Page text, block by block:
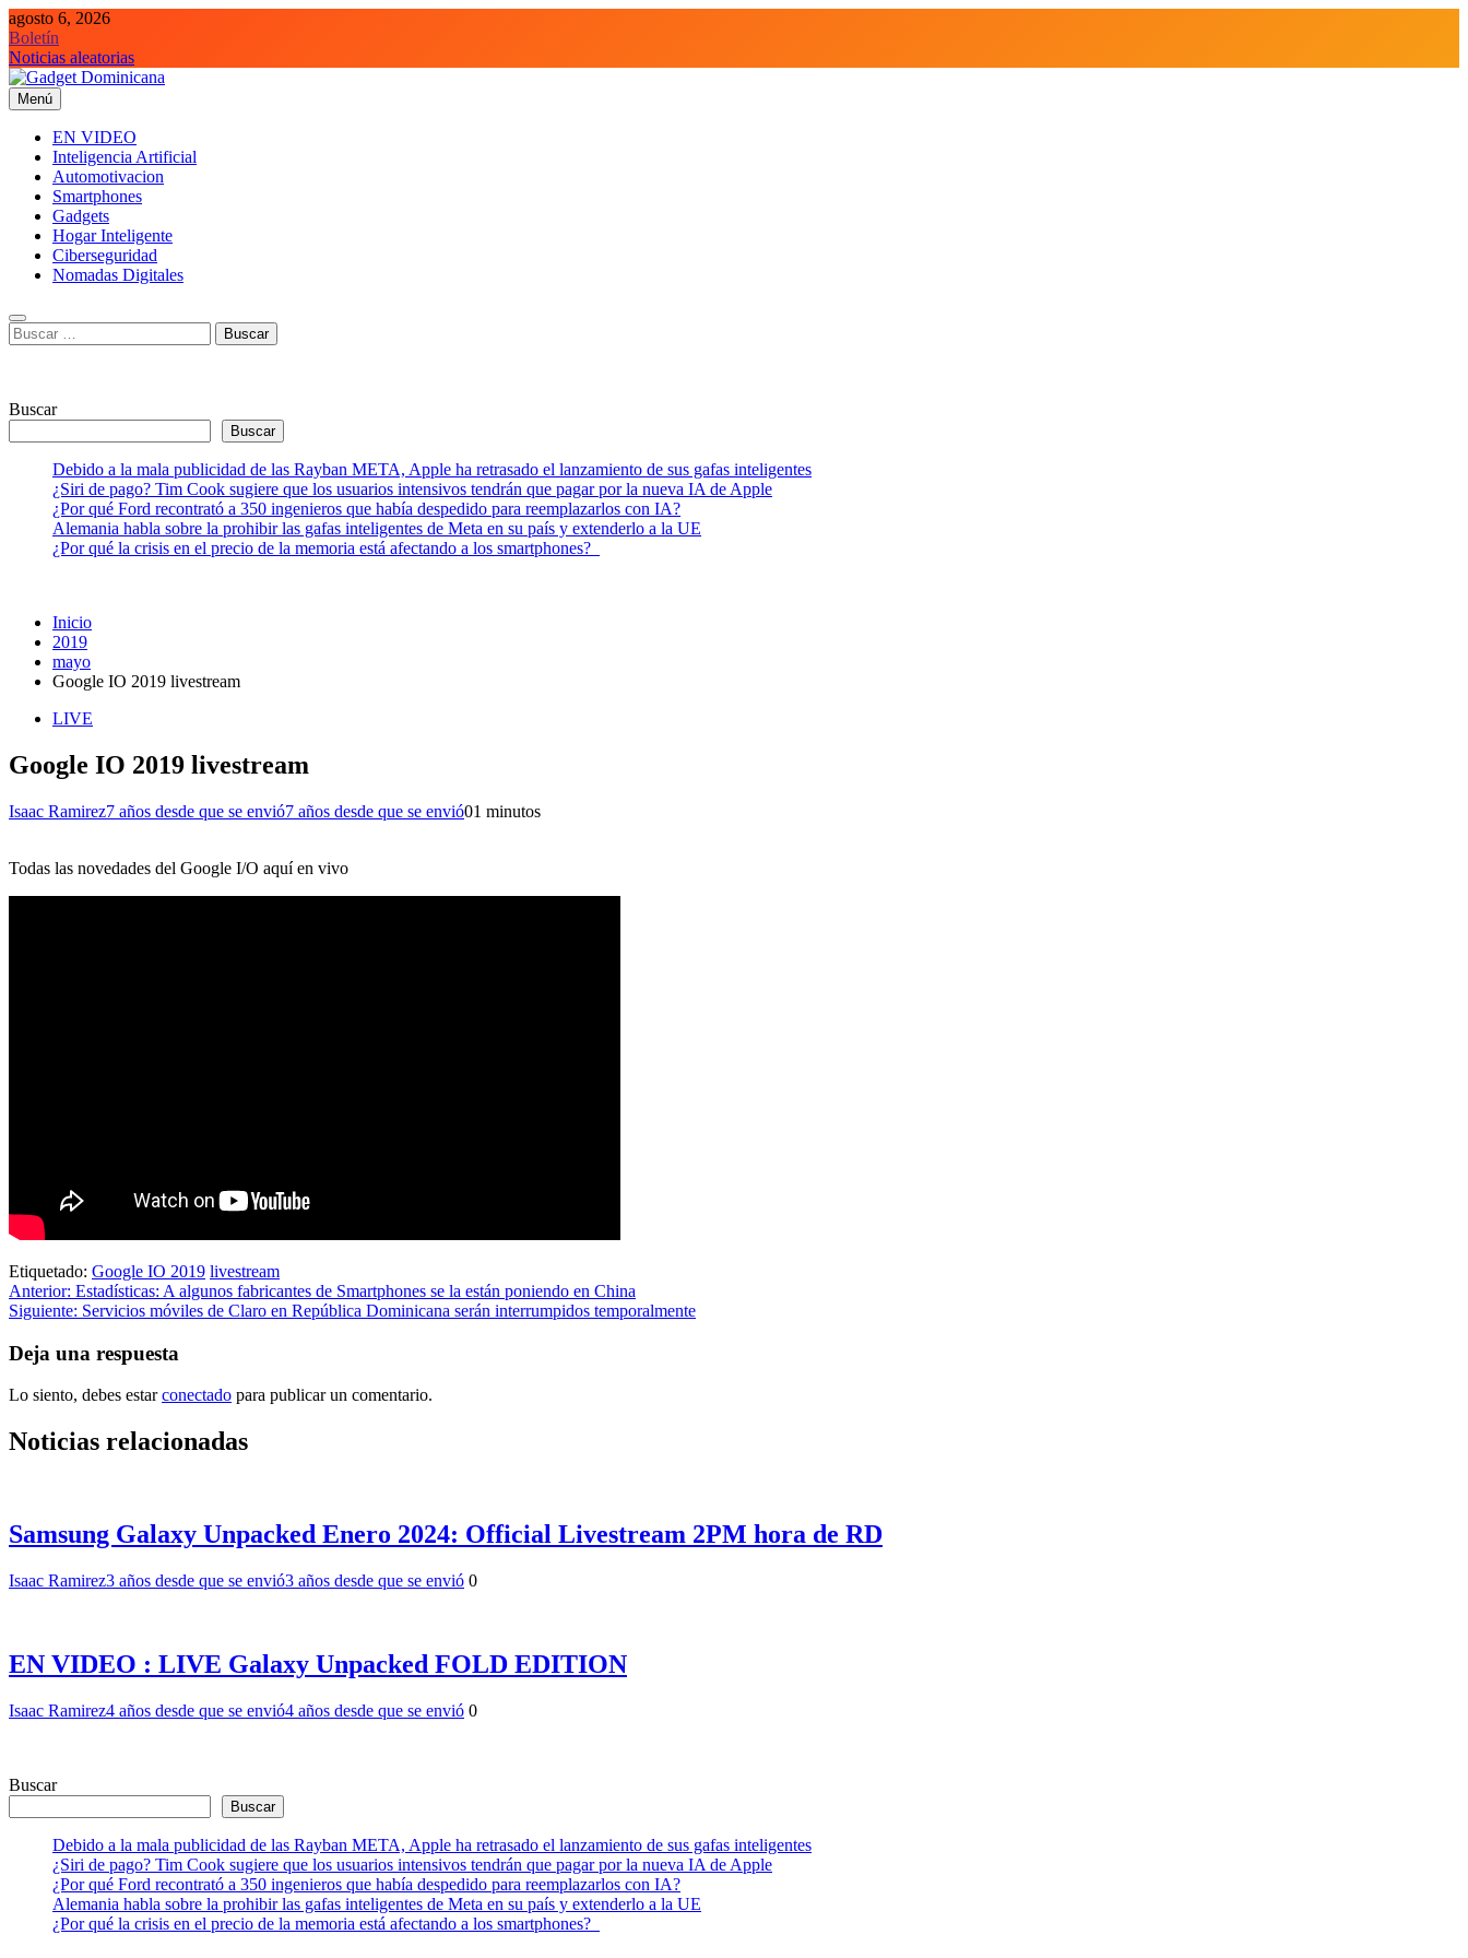
Saltar
al
contenido
agosto 6, 2026
Boletín
Noticias aleatorias
Gadget Dominicana
Gadgets y Tecnología de consumo
Menú
EN VIDEO
Inteligencia Artificial
Automotivacion
Smartphones
Gadgets
Hogar Inteligente
Ciberseguridad
Nomadas Digitales
Buscar:
Buscar
Buscar
Debido a la mala publicidad de las Rayban META, Apple ha retrasado el lanzamiento de sus gafas inteligentes
¿Siri de pago? Tim Cook sugiere que los usuarios intensivos tendrán que pagar por la nueva IA de Apple
¿Por qué Ford recontrató a 350 ingenieros que había despedido para reemplazarlos con IA?
Alemania habla sobre la prohibir las gafas inteligentes de Meta en su país y extenderlo a la UE
¿Por qué la crisis en el precio de la memoria está afectando a los smartphones?
Inicio
2019
mayo
Google IO 2019 livestream
LIVE
Google IO 2019 livestream
Isaac Ramirez7 años desde que se envió7 años desde que se envió01 minutos
Todas las novedades del Google I/O aquí en vivo
Etiquetado: Google IO 2019 livestream
Navegación
de
entradas
Anterior: Estadísticas: A algunos fabricantes de Smartphones se la están poniendo en China
Siguiente: Servicios móviles de Claro en República Dominicana serán interrumpidos temporalmente
Deja una respuesta
Lo siento, debes estarconectado para publicar un comentario.
Noticias relacionadas
Samsung Galaxy Unpacked Enero 2024: Official Livestream 2PM hora de RD
Isaac Ramirez3 años desde que se envió3 años desde que se envió 0
EN VIDEO : LIVE Galaxy Unpacked FOLD EDITION
Isaac Ramirez4 años desde que se envió4 años desde que se envió 0
Buscar
Buscar
Debido a la mala publicidad de las Rayban META, Apple ha retrasado el lanzamiento de sus gafas inteligentes
¿Siri de pago? Tim Cook sugiere que los usuarios intensivos tendrán que pagar por la nueva IA de Apple
¿Por qué Ford recontrató a 350 ingenieros que había despedido para reemplazarlos con IA?
Alemania habla sobre la prohibir las gafas inteligentes de Meta en su país y extenderlo a la UE
¿Por qué la crisis en el precio de la memoria está afectando a los smartphones?